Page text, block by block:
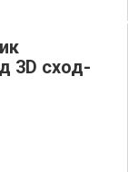
3D сход-